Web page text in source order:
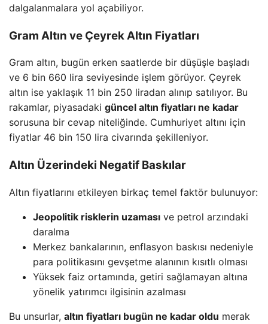
dalgalanmalara yol açabiliyor.
Gram Altın ve Çeyrek Altın Fiyatları
Gram altın, bugün erken saatlerde bir düşüşle başladı
ve 6 bin 660 lira seviyesinde işlem görüyor. Çeyrek
altın ise yaklaşık 11 bin 250 liradan alınıp satılıyor. Bu
rakamlar, piyasadaki güncel altın fiyatları ne kadar
sorusuna bir cevap niteliğinde. Cumhuriyet altını için
fiyatlar 46 bin 150 lira civarında şekilleniyor.
Altın Üzerindeki Negatif Baskılar
Altın fiyatlarını etkileyen birkaç temel faktör bulunuyor:
Jeopolitik risklerin uzaması ve petrol arzındaki
daralma
Merkez bankalarının, enflasyon baskısı nedeniyle
para politikasını gevşetme alanının kısıtlı olması
Yüksek faiz ortamında, getiri sağlamayan altına
yönelik yatırımcı ilgisinin azalması
Bu unsurlar, altın fiyatları bugün ne kadar oldu merak